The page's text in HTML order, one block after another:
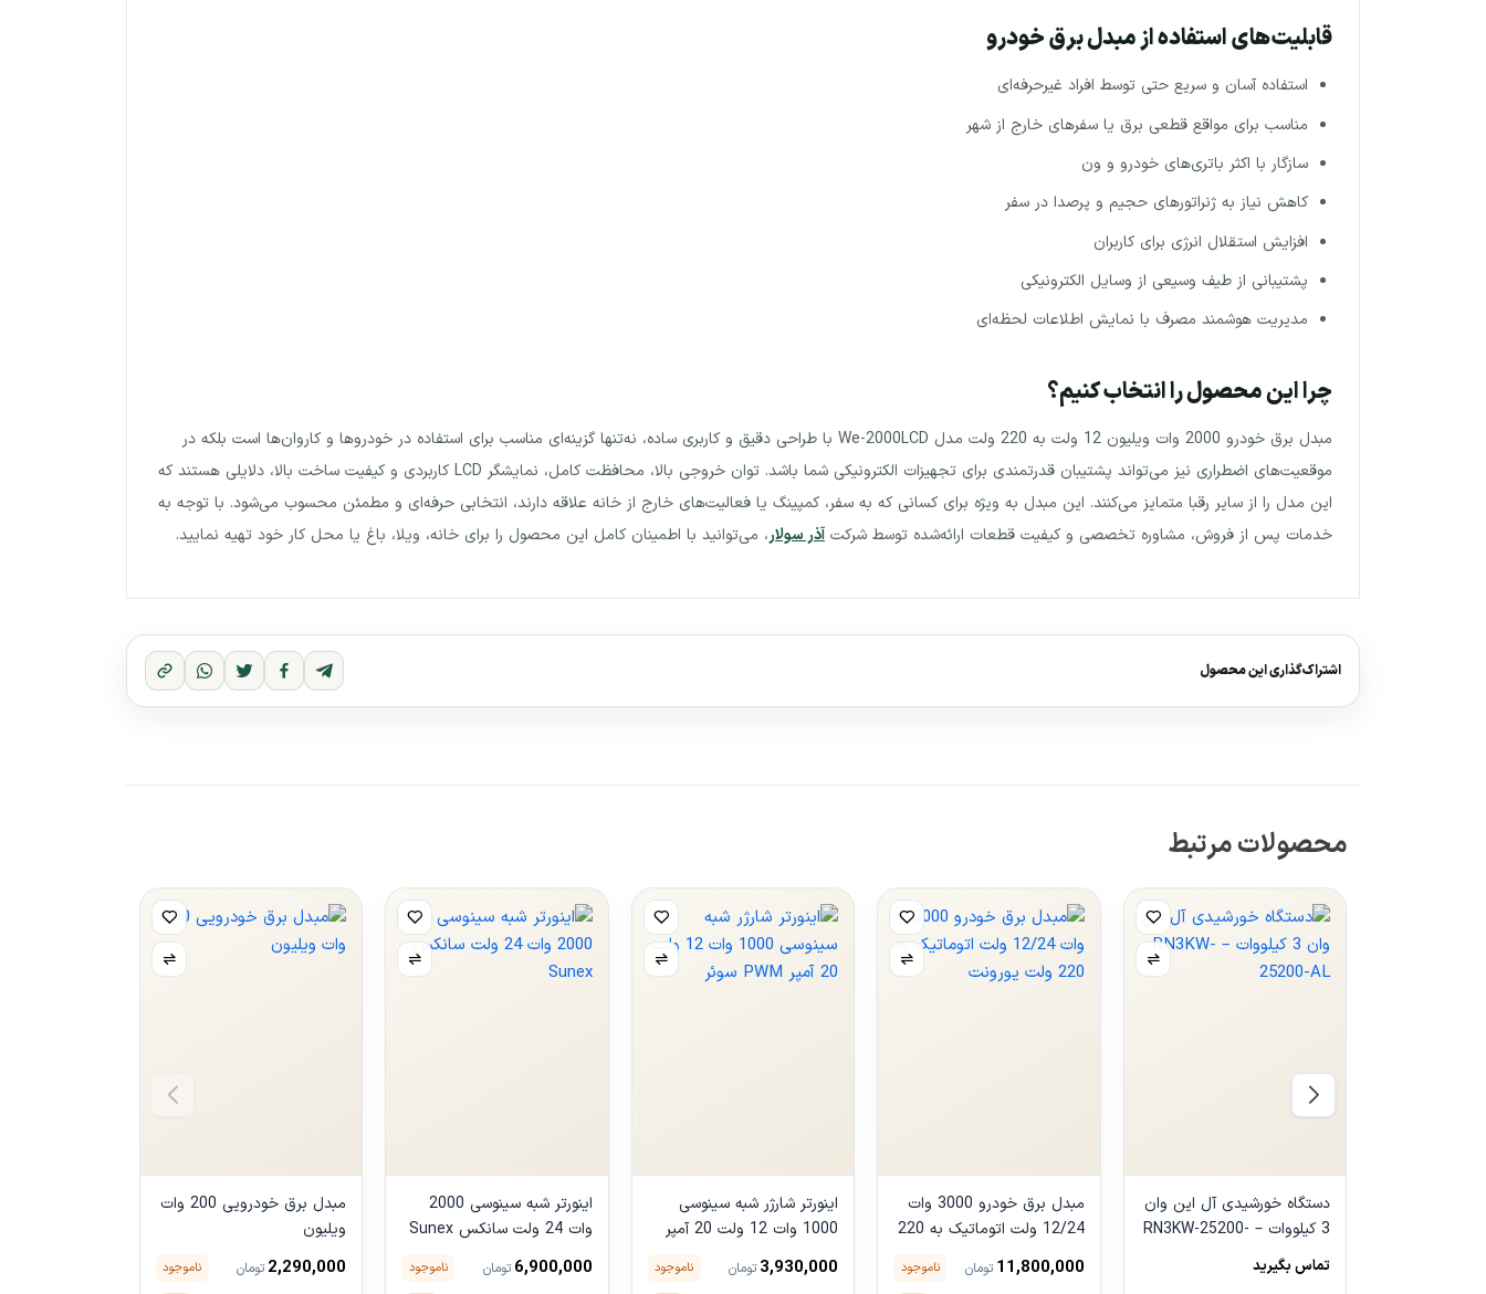
قابلیت های استفاده از مبدل برق خودرو
استفاده آسان و سریع حتی توسط افراد غیرحرفه‌ای
مناسب برای مواقع قطعی برق یا سفرهای خارج از شهر
سازگار با اکثر باتری‌های خودرو و ون
کاهش نیاز به ژنراتورهای حجیم و پرصدا در سفر
افزایش استقلال انرژی برای کاربران
پشتیبانی از طیف وسیعی از وسایل الکترونیکی
مدیریت هوشمند مصرف با نمایش اطلاعات لحظه‌ای
چرا این محصول را انتخاب کنیم؟
مبدل برق خودرو 2000 وات ویلیون 12 ولت به 220 ولت مدل We-2000LCD با طراحی دقیق و کاربری ساده، نه‌تنها گزینه‌ای مناسب برای استفاده در خودروها و کاروان‌ها است بلکه در
موقعیت‌های اضطراری نیز می‌تواند پشتیبان قدرتمندی برای تجهیزات الکترونیکی شما باشد. توان خروجی بالا، محافظت کامل، نمایشگر LCD کاربردی و کیفیت ساخت بالا، دلایلی هستند که
این مدل را از سایر رقبا متمایز می‌کنند. این مبدل به ویژه برای کسانی که به سفر، کمپینگ یا فعالیت‌های خارج از خانه علاقه دارند، انتخابی حرفه‌ای و مطمئن محسوب می‌شود. با توجه به
خدمات پس از فروش، مشاوره تخصصی و کیفیت قطعات ارائه‌شده توسط شرکت آذر سولار، می‌توانید با اطمینان کامل این محصول را برای خانه، ویلا، باغ یا محل کار خود تهیه نمایید.
اشتراک‌گذاری این محصول
محصولات مرتبط
دستگاه خورشیدی آل این وان
3 کیلووات – RN3KW-25200-
AL
تماس بگیرید
مبدل برق خودرو 3000 وات
12/24 ولت اتوماتیک به 220
ولت یورونت
11,800,000 تومان ناموجود
اینورتر شارژر شبه سینوسی
1000 وات 12 ولت 20 آمپر
PWM سوئر
3,930,000 تومان ناموجود
اینورتر شبه سینوسی 2000
وات 24 ولت سانکس Sunex
6,900,000 تومان ناموجود
مبدل برق خودرویی 200 وات
ویلیون
2,290,000 تومان ناموجود